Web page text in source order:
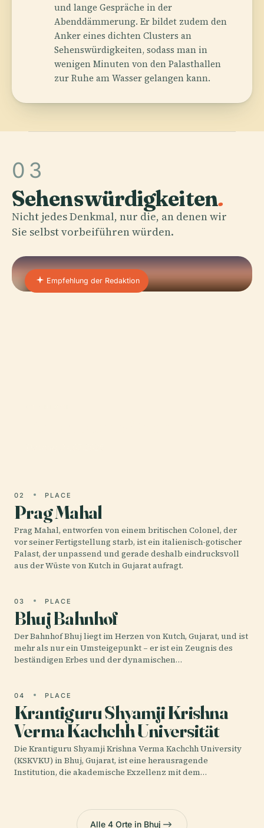
und lange Gespräche in der
Abenddämmerung. Er bildet zudem den
Anker eines dichten Clusters an
Sehenswürdigkeiten, sodass man in
wenigen Minuten von den Palasthallen
zur Ruhe am Wasser gelangen kann.
03
Sehenswürdigkeiten.
Nicht jedes Denkmal, nur die, an denen wir
Sie selbst vorbeiführen würden.
Empfehlung der Redaktion
02 PLACE
Prag Mahal
Prag Mahal, entworfen von einem britischen Colonel, der
vor seiner Fertigstellung starb, ist ein italienisch-gotischer
Palast, der unpassend und gerade deshalb eindrucksvoll
aus der Wüste von Kutch in Gujarat aufragt.
03 PLACE
Bhuj Bahnhof
Der Bahnhof Bhuj liegt im Herzen von Kutch, Gujarat, und ist
mehr als nur ein Umsteigepunkt – er ist ein Zeugnis des
beständigen Erbes und der dynamischen…
04 PLACE
Krantiguru Shyamji Krishna
Verma Kachchh Universität
Die Krantiguru Shyamji Krishna Verma Kachchh University
(KSKVKU) in Bhuj, Gujarat, ist eine herausragende
Institution, die akademische Exzellenz mit dem…
Alle 4 Orte in Bhuj